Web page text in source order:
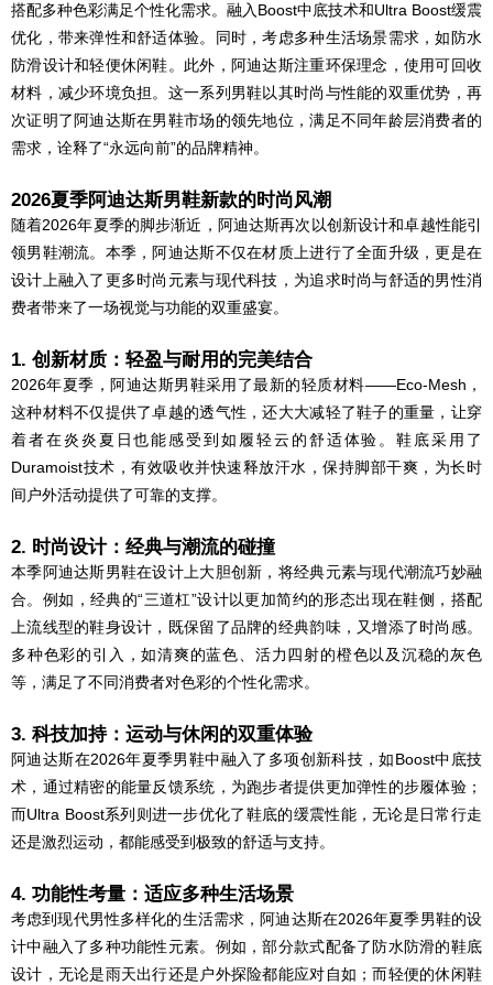
搭配多种色彩满足个性化需求。融入Boost中底技术和Ultra Boost缓震
优化，带来弹性和舒适体验。同时，考虑多种生活场景需求，如防水
防滑设计和轻便休闲鞋。此外，阿迪达斯注重环保理念，使用可回收
材料，减少环境负担。这一系列男鞋以其时尚与性能的双重优势，再
次证明了阿迪达斯在男鞋市场的领先地位，满足不同年龄层消费者的
需求，诠释了“永远向前”的品牌精神。
2026夏季阿迪达斯男鞋新款的时尚风潮
随着2026年夏季的脚步渐近，阿迪达斯再次以创新设计和卓越性能引
领男鞋潮流。本季，阿迪达斯不仅在材质上进行了全面升级，更是在
设计上融入了更多时尚元素与现代科技，为追求时尚与舒适的男性消
费者带来了一场视觉与功能的双重盛宴。
1. 创新材质：轻盈与耐用的完美结合
2026年夏季，阿迪达斯男鞋采用了最新的轻质材料——Eco-Mesh，
这种材料不仅提供了卓越的透气性，还大大减轻了鞋子的重量，让穿
着者在炎炎夏日也能感受到如履轻云的舒适体验。鞋底采用了
Duramoist技术，有效吸收并快速释放汗水，保持脚部干爽，为长时
间户外活动提供了可靠的支撑。
2. 时尚设计：经典与潮流的碰撞
本季阿迪达斯男鞋在设计上大胆创新，将经典元素与现代潮流巧妙融
合。例如，经典的“三道杠”设计以更加简约的形态出现在鞋侧，搭配
上流线型的鞋身设计，既保留了品牌的经典韵味，又增添了时尚感。
多种色彩的引入，如清爽的蓝色、活力四射的橙色以及沉稳的灰色
等，满足了不同消费者对色彩的个性化需求。
3. 科技加持：运动与休闲的双重体验
阿迪达斯在2026年夏季男鞋中融入了多项创新科技，如Boost中底技
术，通过精密的能量反馈系统，为跑步者提供更加弹性的步履体验；
而Ultra Boost系列则进一步优化了鞋底的缓震性能，无论是日常行走
还是激烈运动，都能感受到极致的舒适与支持。
4. 功能性考量：适应多种生活场景
考虑到现代男性多样化的生活需求，阿迪达斯在2026年夏季男鞋的设
计中融入了多种功能性元素。例如，部分款式配备了防水防滑的鞋底
设计，无论是雨天出行还是户外探险都能应对自如；而轻便的休闲鞋